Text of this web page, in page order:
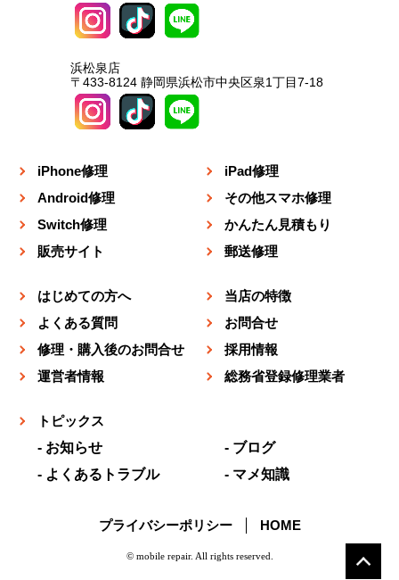
浜松泉店
〒433-8124 静岡県浜松市中央区泉1丁目7-18
iPhone修理
iPad修理
Android修理
その他スマホ修理
Switch修理
かんたん見積もり
販売サイト
郵送修理
はじめての方へ
当店の特徴
よくある質問
お問合せ
修理・購入後のお問合せ
採用情報
運営者情報
総務省登録修理業者
トピックス
お知らせ
ブログ
よくあるトラブル
マメ知識
プライバシーポリシー HOME
© mobile repair. All rights reserved.